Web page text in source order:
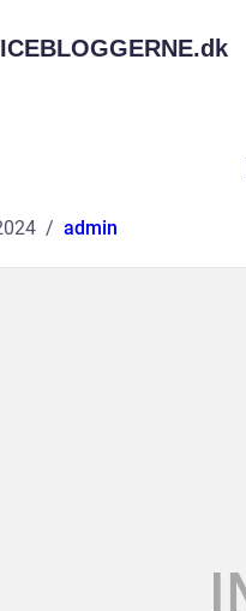
dk
admin